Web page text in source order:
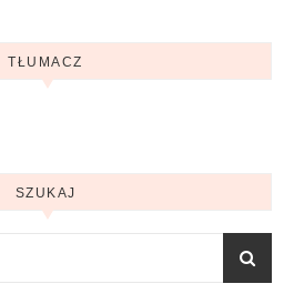
TŁUMACZ
SZUKAJ